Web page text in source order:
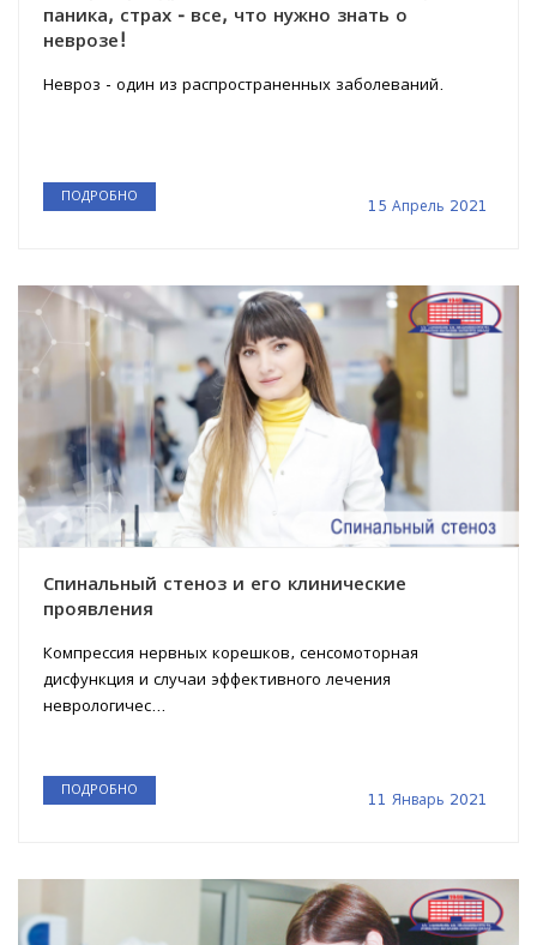
паника, страх - все, что нужно знать о
неврозе!
Невроз - один из распространенных заболеваний.
ПОДРОБНО
15 Апрель 2021
Спинальный стеноз и его клинические
проявления
Компрессия нервных корешков, сенсомоторная
дисфункция и случаи эффективного лечения
неврологичес...
ПОДРОБНО
11 Январь 2021